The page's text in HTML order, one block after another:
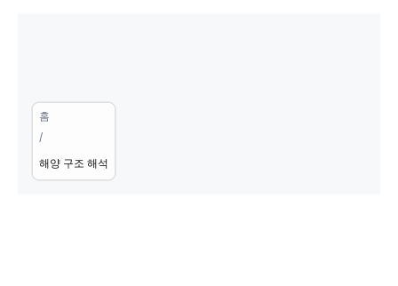
홈
/
해양 구조 해석